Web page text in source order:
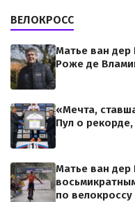
ВЕЛОКРОСС
Матье ван дер
Роже де
«Мечта,
Пул о
Матье ван дер
по велокроссу